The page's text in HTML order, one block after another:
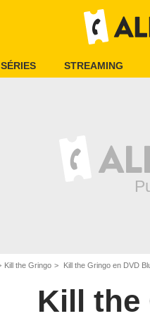
SÉRIES STREAMING
Kill the Gringo Kill the Gringo en DVD
Kill the